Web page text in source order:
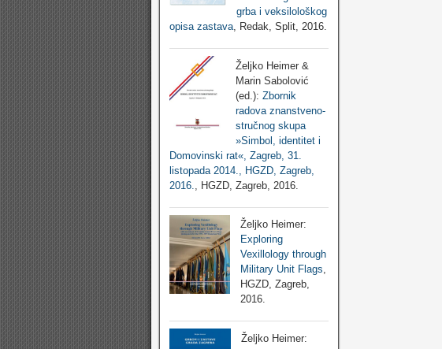
grba i veksilološkog
opisa zastava, Redak, Split, 2016.
Željko Heimer &
Marin Sabolović
(ed.): Zbornik
radova znanstveno-
stručnog skupa
»Simbol, identitet i
Domovinski rat«, Zagreb, 31.
listopada 2014., HGZD, Zagreb,
2016.
, HGZD, Zagreb, 2016.
Željko Heimer:
Exploring
Vexillology through
Military Unit Flags,
HGZD, Zagreb,
2016.
Željko Heimer: